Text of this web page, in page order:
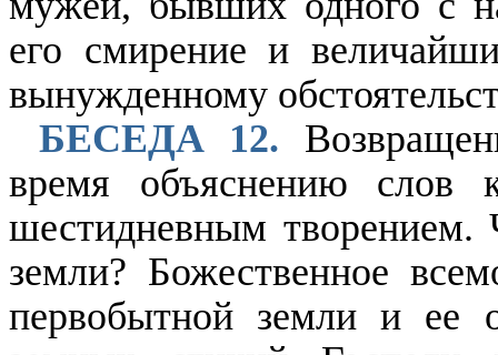
его смирение и
вынужденному
БЕСЕДА 12.
время объяснению слов
шестидневным творением.
земли? Божественное
первобытной земли и ее